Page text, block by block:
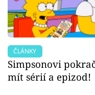
ČLÁNKY
Simpsonovi
mít sérií a epizod!